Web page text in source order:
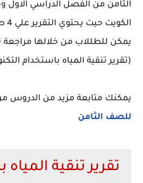
الثامن من الفصل الدراسي الاول
يمكن للطللاب من خلالها مراجعة
(تقرير تنقية المياه باستخدام
يمكنك متابعة مزيد من الدروس
للصف الثامن
تقرير تنقية